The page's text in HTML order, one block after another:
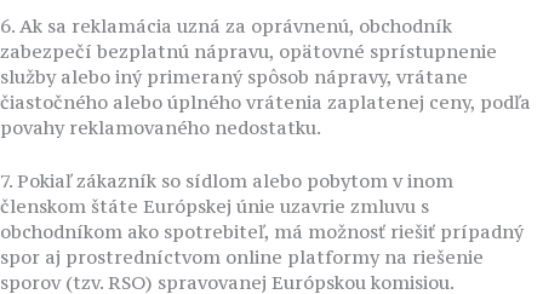
6. Ak sa reklamácia uzná za oprávnenú, obchodník
zabezpečí bezplatnú nápravu, opätovné sprístupnenie
služby alebo iný primeraný spôsob nápravy, vrátane
čiastočného alebo úplného vrátenia zaplatenej ceny, podľa
povahy reklamovaného nedostatku.
7. Pokiaľ zákazník so sídlom alebo pobytom v inom
členskom štáte Európskej únie uzavrie zmluvu s
obchodníkom ako spotrebiteľ, má možnosť riešiť prípadný
spor aj prostredníctvom online platformy na riešenie
sporov (tzv. RSO) spravovanej Európskou komisiou.